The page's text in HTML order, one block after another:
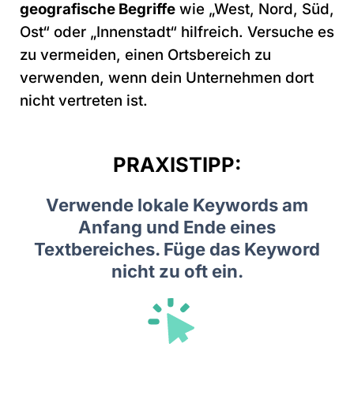
geografische Begriffe wie „West, Nord, Süd,
Ost“ oder „Innenstadt“ hilfreich. Versuche es
zu vermeiden, einen Ortsbereich zu
verwenden, wenn dein Unternehmen dort
nicht vertreten ist.
PRAXISTIPP:
Verwende lokale Keywords am
Anfang und Ende eines
Textbereiches. Füge das Keyword
nicht zu oft ein.